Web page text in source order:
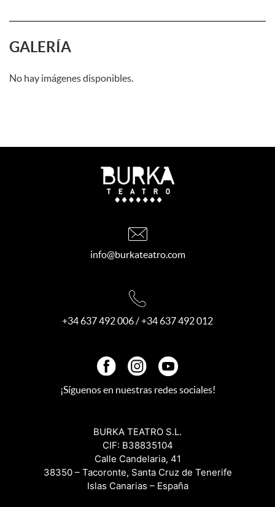
GALERÍA
No hay imágenes disponibles.
info@burkateatro.com
+34 637 492 006/+34 637 492 012
¡Síguenos en nuestras redes sociales!
BURKA TEATRO S.L.
CIF: B38835104
Calle Candelaria, 41
38350 – Tacoronte, Santa Cruz de Tenerife
Islas Canarias – España